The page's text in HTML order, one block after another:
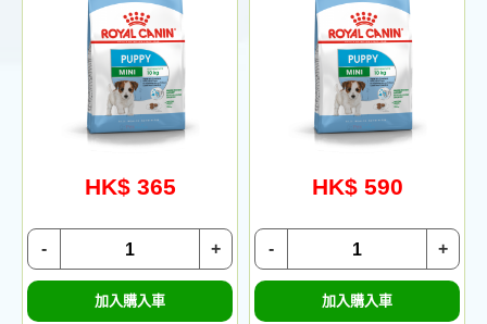
HK$ 365
+
-
加入購入車
HK$ 590
+
-
加入購入車